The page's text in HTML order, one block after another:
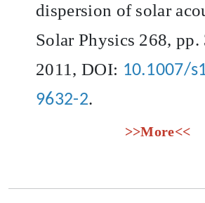
dispersion of solar
Solar Physics 268, pp.
2011, DOI: 10.1007/
9632-2.
>>More<<